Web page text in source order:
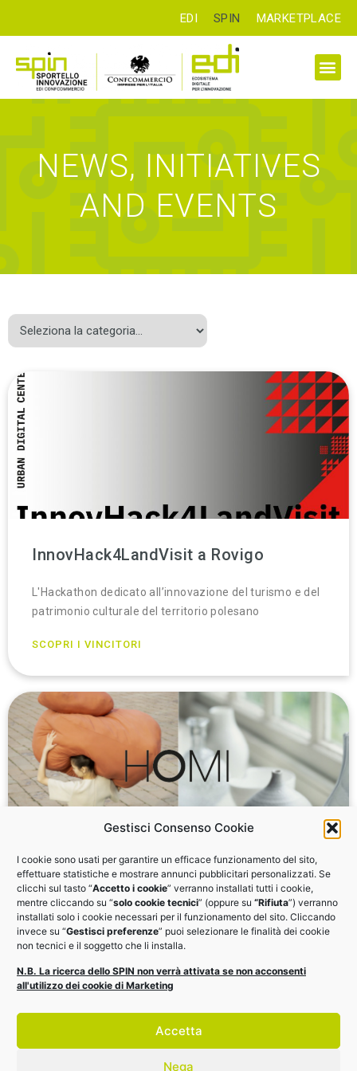
Gestisci Consenso Cookie
I cookie sono usati per garantire un efficace funzionamento del sito,
effettuare statistiche e mostrare annunci pubblicitari personalizzati. Se
clicchi sul tasto “Accetto i cookie” verranno installati tutti i cookie,
mentre cliccando su “solo cookie tecnici” (oppure su “Rifiuta”) verranno
installati solo i cookie necessari per il funzionamento del sito. Cliccando
invece su “Gestisci preferenze” puoi selezionare le finalità dei cookie
non tecnici e il soggetto che li installa.
N.B. La ricerca dello SPIN non verrà attivata se non acconsenti
all'utilizzo dei cookie di Marketing
Accetta
Nega
EDI SPIN MARKETPLACE
NEWS, INITIATIVES
AND EVENTS
InnovHack4LandVisit a Rovigo
L'Hackathon dedicato all’innovazione del turismo e del
patrimonio culturale del territorio polesano
SCOPRI I VINCITORI
Siamo a HOMI 2021 con focus sul
digitale
Strumenti e strategie di e-commerce per il retail.
Webinar gratuiti e sportello imprese by SPIN Milano. 5-
8 settembre